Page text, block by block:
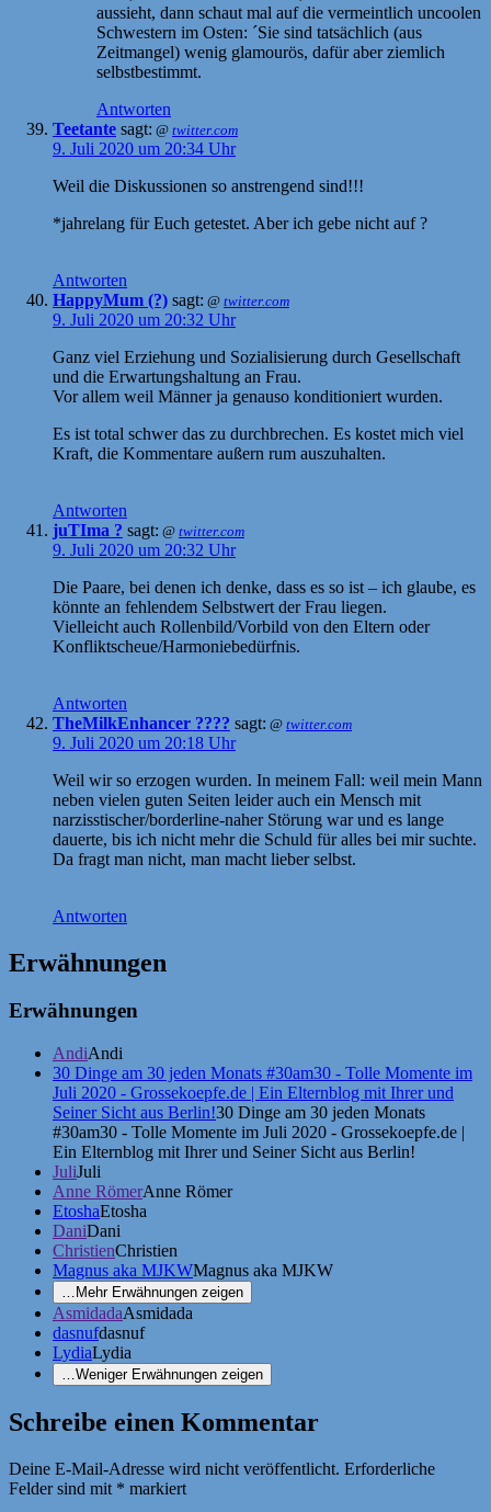
aussieht, dann schaut mal auf die vermeintlich uncoolen
Schwestern im Osten: ´Sie sind tatsächlich (aus
Zeitmangel) wenig glamourös, dafür aber ziemlich
selbstbestimmt.
Antworten
Teetante sagt: @ twitter.com
9. Juli 2020 um 20:34 Uhr
Weil die Diskussionen so anstrengend sind!!!
*jahrelang für Euch getestet. Aber ich gebe nicht auf ?
Antworten
HappyMum (?) sagt: @ twitter.com
9. Juli 2020 um 20:32 Uhr
Ganz viel Erziehung und Sozialisierung durch Gesellschaft
und die Erwartungshaltung an Frau.
Vor allem weil Männer ja genauso konditioniert wurden.
Es ist total schwer das zu durchbrechen. Es kostet mich viel
Kraft, die Kommentare außern rum auszuhalten.
Antworten
juTIma ? sagt: @ twitter.com
9. Juli 2020 um 20:32 Uhr
Die Paare, bei denen ich denke, dass es so ist – ich glaube, es
könnte an fehlendem Selbstwert der Frau liegen.
Vielleicht auch Rollenbild/Vorbild von den Eltern oder
Konfliktscheue/Harmoniebedürfnis.
Antworten
TheMilkEnhancer ???? sagt: @ twitter.com
9. Juli 2020 um 20:18 Uhr
Weil wir so erzogen wurden. In meinem Fall: weil mein Mann
neben vielen guten Seiten leider auch ein Mensch mit
narzisstischer/borderline-naher Störung war und es lange
dauerte, bis ich nicht mehr die Schuld für alles bei mir suchte.
Da fragt man nicht, man macht lieber selbst.
Antworten
Erwähnungen
Erwähnungen
AndiAndi
30 Dinge am 30 jeden Monats #30am30 - Tolle Momente im
Juli 2020 - Grossekoepfe.de | Ein Elternblog mit Ihrer und
Seiner Sicht aus Berlin!30 Dinge am 30 jeden Monats
#30am30 - Tolle Momente im Juli 2020 - Grossekoepfe.de |
Ein Elternblog mit Ihrer und Seiner Sicht aus Berlin!
JuliJuli
Anne RömerAnne Römer
EtoshaEtosha
DaniDani
ChristienChristien
Magnus aka MJKWMagnus aka MJKW
… Mehr Erwähnungen zeigen
AsmidadaAsmidada
dasnufdasnuf
LydiaLydia
…Weniger Erwähnungen zeigen
Schreibe einen Kommentar
Deine E-Mail-Adresse wird nicht veröffentlicht. Erforderliche
Felder sind mit * markiert